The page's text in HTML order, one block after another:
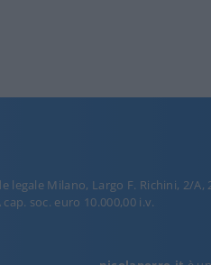
legale Milano, Largo F. Richini, 2/A,
cap. soc. euro 10.000,00 i.v.